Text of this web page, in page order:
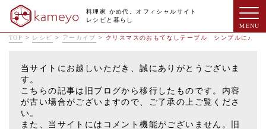
料理家 かめ代。オフィシャルサイト
レシピと暮らし
TOP > レシピ > アーカイブ > クリスマスのおもてなしテーブル シンプルに♪
当サイトにお越しいただき、誠にありがとうございま
す。
こちらの記事は旧ブログから移行したものです。内容
が古い場合がございますので、ご了承の上ご覧くださ
い。
また、当サイトにはコメント機能がございません。旧